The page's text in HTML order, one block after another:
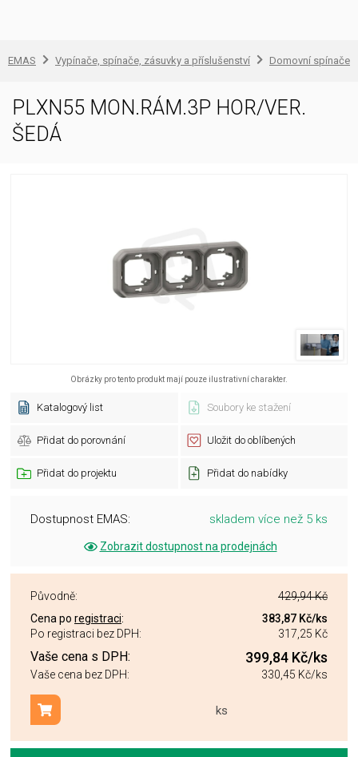
EMAS Vypínače, spínače, zásuvky a příslušenství Domovní spínače
PLXN55 MON.RÁM.3P HOR/VER.
ŠEDÁ
Obrázky pro tento produkt mají pouze ilustrativní charakter.
Katalogový list Soubory ke stažení
Přidat do porovnání Uložit do oblíbených
Přidat do projektu Přidat do nabídky
Dostupnost EMAS: skladem více než 5 ks
Zobrazit dostupnost na prodejnách
Původně:
429,94 Kč
Cena po registraci: 383,87 Kč/ks
Po registraci bez DPH:
317,25 Kč
Vaše cena s DPH: 399,84 Kč/ks
Vaše cena bez DPH: 330,45 Kč/ks
ks
Přidat do košíku